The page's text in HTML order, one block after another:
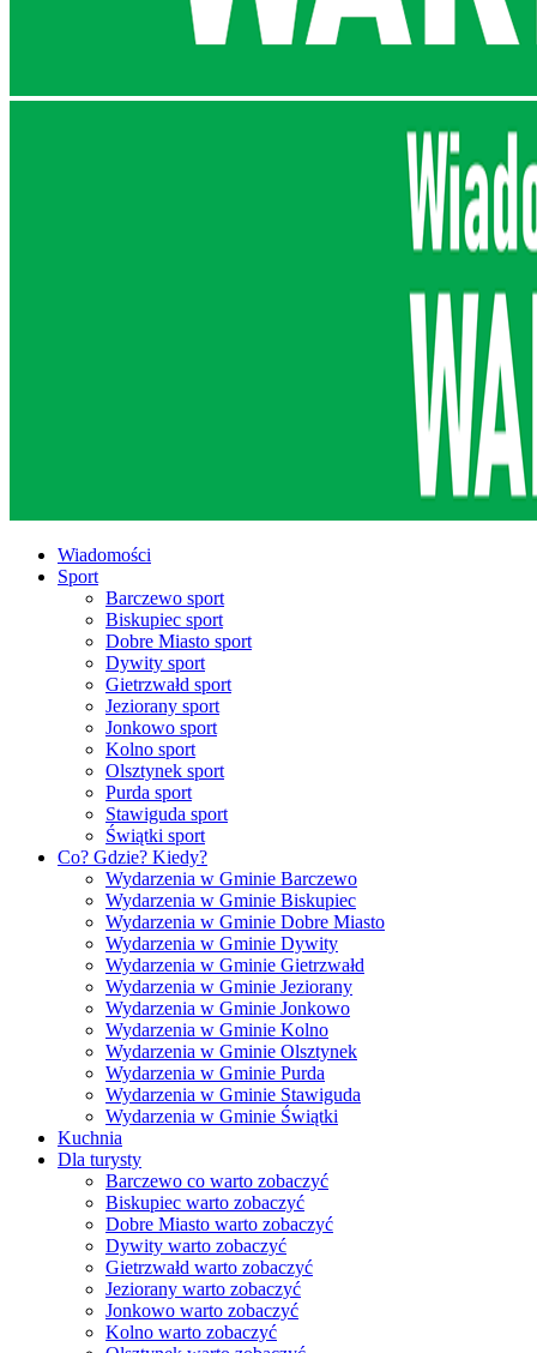
Wiadomości
Sport
Barczewo sport
Biskupiec sport
Dobre Miasto sport
Dywity sport
Gietrzwałd sport
Jeziorany sport
Jonkowo sport
Kolno sport
Olsztynek sport
Purda sport
Stawiguda sport
Świątki sport
Co? Gdzie? Kiedy?
Wydarzenia w Gminie Barczewo
Wydarzenia w Gminie Biskupiec
Wydarzenia w Gminie Dobre Miasto
Wydarzenia w Gminie Dywity
Wydarzenia w Gminie Gietrzwałd
Wydarzenia w Gminie Jeziorany
Wydarzenia w Gminie Jonkowo
Wydarzenia w Gminie Kolno
Wydarzenia w Gminie Olsztynek
Wydarzenia w Gminie Purda
Wydarzenia w Gminie Stawiguda
Wydarzenia w Gminie Świątki
Kuchnia
Dla turysty
Barczewo co warto zobaczyć
Biskupiec warto zobaczyć
Dobre Miasto warto zobaczyć
Dywity warto zobaczyć
Gietrzwałd warto zobaczyć
Jeziorany warto zobaczyć
Jonkowo warto zobaczyć
Kolno warto zobaczyć